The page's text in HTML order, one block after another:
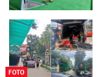
FOTO